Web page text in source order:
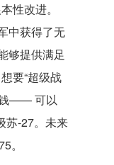
性改进。
中获得了无
够提供满足
要“超级战
—— 可以
-27。未来
。